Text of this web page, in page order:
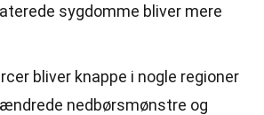
sygdomme bliver mere
bliver knappe i nogle regioner
nedbørsmønstre og